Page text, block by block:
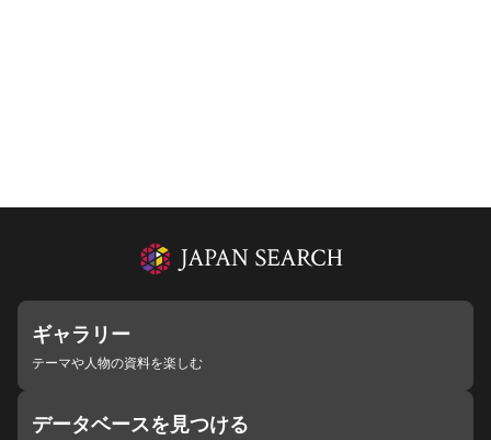
ギャラリー
テーマや人物の資料を楽しむ
データベースを見つける